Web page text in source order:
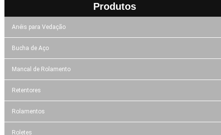
Produtos
Anéis para Vedação
Bucha de Aço
Mancal de Rolamento
Retentores
Rolamentos
Roletes